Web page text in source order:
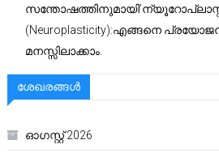
(Neuroplasticity):എങ്ങനെ
മനസ്സിലാക്കാം.
ശേഖരങ്ങൾ
ഓഗസ്റ്റ്‌ 2026